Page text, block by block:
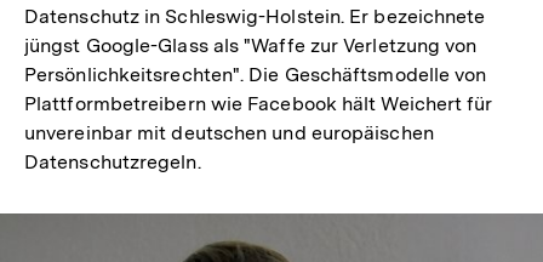
Datenschutz in Schleswig-Holstein. Er bezeichnete
jüngst Google-Glass als "Waffe zur Verletzung von
Persönlichkeitsrechten". Die Geschäftsmodelle von
Plattformbetreibern wie Facebook hält Weichert für
unvereinbar mit deutschen und europäischen
Datenschutzregeln.